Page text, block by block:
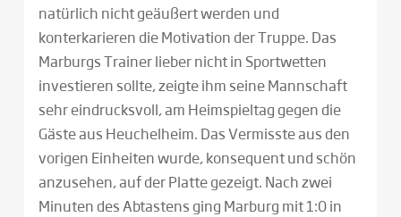
natürlich nicht geäußert werden und
konterkarieren die Motivation der Truppe. Das
Marburgs Trainer lieber nicht in Sportwetten
investieren sollte, zeigte ihm seine Mannschaft
sehr eindrucksvoll, am Heimspieltag gegen die
Gäste aus Heuchelheim. Das Vermisste aus den
vorigen Einheiten wurde, konsequent und schön
anzusehen, auf der Platte gezeigt. Nach zwei
Minuten des Abtastens ging Marburg mit 1:0 in